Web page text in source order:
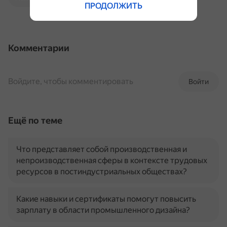
Комментарии
Войти
Войдите, чтобы комментировать
Ещё по теме
Что представляет собой производственная и
непроизводственная сферы в контексте трудовых
ресурсов в постиндустриальных обществах?
Какие навыки и сертификаты помогут повысить
зарплату в области промышленного дизайна?
ПРОДОЛЖИТЬ